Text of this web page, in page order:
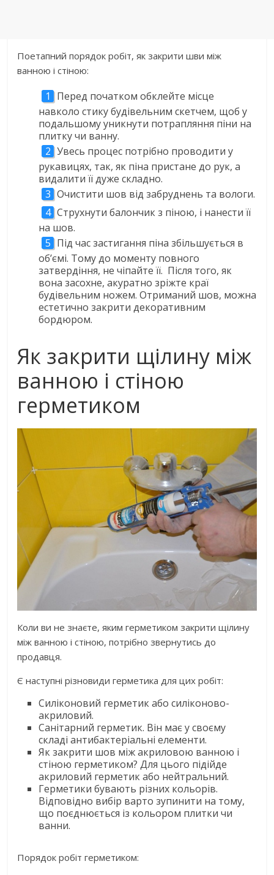
Поетапний порядок робіт, як закрити шви між
ванною і стіною:
Перед початком обклейте місце
навколо стику будівельним скетчем, щоб у
подальшому уникнути потрапляння піни на
плитку чи ванну.
Увесь процес потрібно проводити у
рукавицях, так, як піна пристане до рук, а
видалити її дуже складно.
Очистити шов від забруднень та вологи.
Струхнути балончик з піною, і нанести її
на шов.
Під час застигання піна збільшується в
об’ємі. Тому до моменту повного
затвердіння, не чіпайте її. Після того, як
вона засохне, акуратно зріжте краї
будівельним ножем. Отриманий шов, можна
естетично закрити декоративним
бордюром.
Як закрити щілину між
ванною і стіною
герметиком
Коли ви не знаєте, яким герметиком закрити щілину
між ванною і стіною, потрібно звернутись до
продавця.
Є наступні різновиди герметика для цих робіт:
Силіконовий герметик або силіконово-
акриловий.
Санітарний герметик. Він має у своєму
складі антибактеріальні елементи.
Як закрити шов між акриловою ванною і
стіною герметиком? Для цього підійде
акриловий герметик або нейтральний.
Герметики бувають різних кольорів.
Відповідно вибір варто зупинити на тому,
що поєднюється із кольором плитки чи
ванни.
Порядок робіт герметиком: